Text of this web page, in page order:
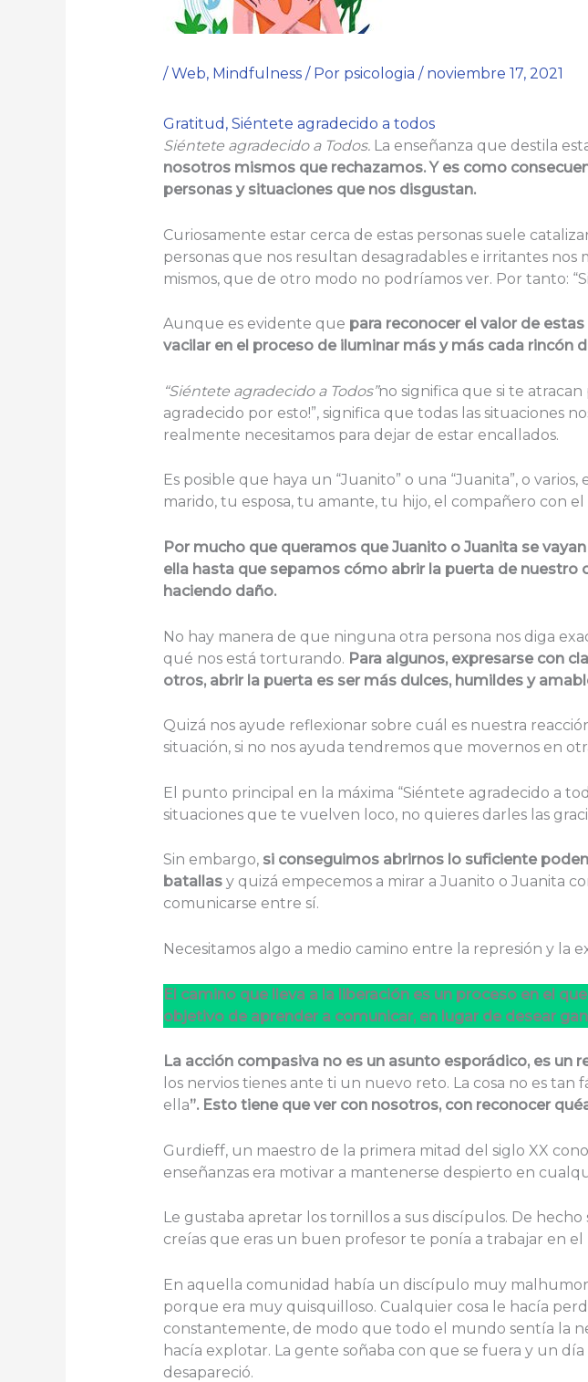
/Web, Mindfulness/ Por psicologia / noviembre 17, 2021
Gratitud, Siéntete agradecido a todos
Siéntete agradecido a Todos. La enseñanza que destila
nosotros mismos que rechazamos. Y es como
personas y situaciones que nos disgustan.
Curiosamente estar cerca de estas personas suele
personas que nos resultan desagradables e irritantes
mismos, que de otro modo no podríamos ver. Por tanto:
Aunque es evidente que para reconocer el valor de
vacilar en el proceso de iluminar más y más cada rincón
“Siéntete agradecido a Todos”no significa que si te
agradecido por esto!”, significa que todas las situaciones
realmente necesitamos para dejar de estar encallados.
Es posible que haya un “Juanito” o una “Juanita”, o
marido, tu esposa, tu amante, tu hijo, el compañero con
Por mucho que queramos que Juanito o Juanita se
ella hasta que sepamos cómo abrir la puerta de
haciendo daño.
No hay manera de que ninguna otra persona nos diga
qué nos está torturando. Para algunos, expresarse con
otros, abrir la puerta es ser más dulces, humildes y
Quizá nos ayude reflexionar sobre cuál es nuestra
situación, si no nos ayuda tendremos que movernos en
El punto principal en la máxima “Siéntete agradecido a
situaciones que te vuelven loco, no quieres darles las
Sin embargo, si conseguimos abrirnos lo suficiente
batallas y quizá empecemos a mirar a Juanito o Juanita
comunicarse entre sí.
Necesitamos algo a medio camino entre la represión y la
El camino que lleva a la liberación es un proceso en el
objetivo de aprender a comunicar, en lugar de desear
La acción compasiva no es un asunto esporádico, es un
los nervios tienes ante ti un nuevo reto. La cosa no es
ella”. Esto tiene que ver con nosotros, con reconocer qué
Gurdieff, un maestro de la primera mitad del siglo XX
enseñanzas era motivar a mantenerse despierto en
Le gustaba apretar los tornillos a sus discípulos. De
creías que eras un buen profesor te ponía a trabajar en
En aquella comunidad había un discípulo muy
porque era muy quisquilloso. Cualquier cosa le hacía
constantemente, de modo que todo el mundo sentía la
hacía explotar. La gente soñaba con que se fuera y un
desapareció.